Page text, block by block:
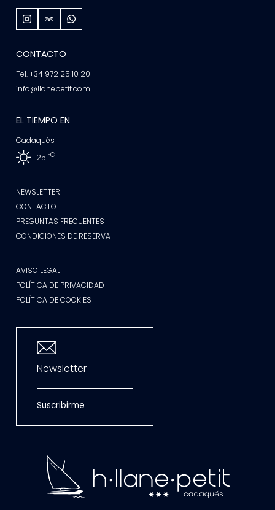
CONTACTO
Tel. +34 972 25 10 20
info@llanepetit.com
EL TIEMPO EN
Cadaqués
25 ºC
NEWSLETTER
CONTACTO
PREGUNTAS FRECUENTES
CONDICIONES DE RESERVA
AVISO LEGAL
POLÍTICA DE PRIVACIDAD
POLÍTICA DE COOKIES
Newsletter
Suscribirme